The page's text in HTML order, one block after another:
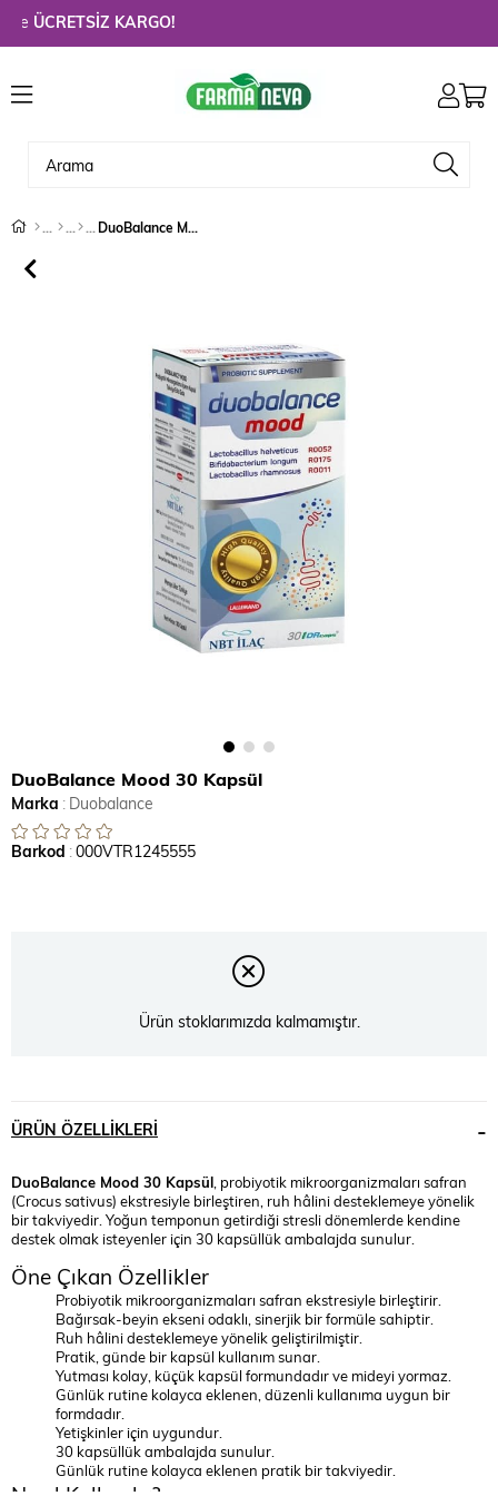
ÜCRETSİZ KARGO!
DuoBalance Mood 30 Kapsül
DuoBalance Mood 30 Kapsül
Marka : Duobalance
Barkod :000VTR1245555
Ürün stoklarımızda kalmamıştır.
ÜRÜN ÖZELLIKLERI
DuoBalance Mood 30 Kapsül , probiyotik mikroorganizmaları safran
(Crocus sativus) ekstresiyle birleştiren, ruh hâlini desteklemeye yönelik
bir takviyedir. Yoğun temponun getirdiği stresli dönemlerde kendine
destek olmak isteyenler için 30 kapsüllük ambalajda sunulur.
Öne Çıkan Özellikler
Probiyotik mikroorganizmaları safran ekstresiyle birleştirir.
Bağırsak-beyin ekseni odaklı, sinerjik bir formüle sahiptir.
Ruh hâlini desteklemeye yönelik geliştirilmiştir.
Pratik, günde bir kapsül kullanım sunar.
Yutması kolay, küçük kapsül formundadır ve mideyi yormaz.
Günlük rutine kolayca eklenen, düzenli kullanıma uygun bir
formdadır.
Yetişkinler için uygundur.
30 kapsüllük ambalajda sunulur.
Günlük rutine kolayca eklenen pratik bir takviyedir.